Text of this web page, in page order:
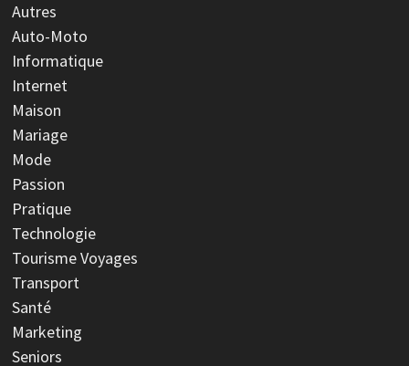
Autres
Auto-Moto
Informatique
Internet
Maison
Mariage
Mode
Passion
Pratique
Technologie
Tourisme Voyages
Transport
Santé
Marketing
Seniors